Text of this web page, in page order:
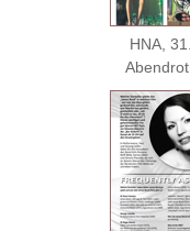
HNA,